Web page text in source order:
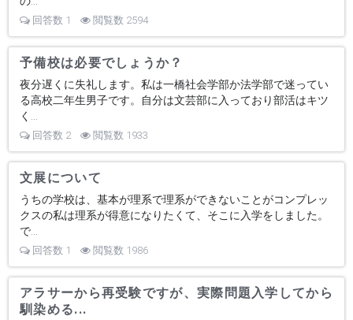
回答数 1 閲覧数 2594
予備校は必要でしょうか？
夜分遅くに失礼します。私は一橋社会学部か法学部で迷ってい
る高校二年生男子です。自分は文芸部に入っており部活はキツ
く...
回答数 2 閲覧数 1933
文展について
うちの学校は、基本が理系で理系ができないことがコンプレッ
クスの私は理系が得意になりたくて、そこに入学をしました。
で...
回答数 1 閲覧数 1986
アラサーから再受験ですが、実際問題入学してから
馴染める...